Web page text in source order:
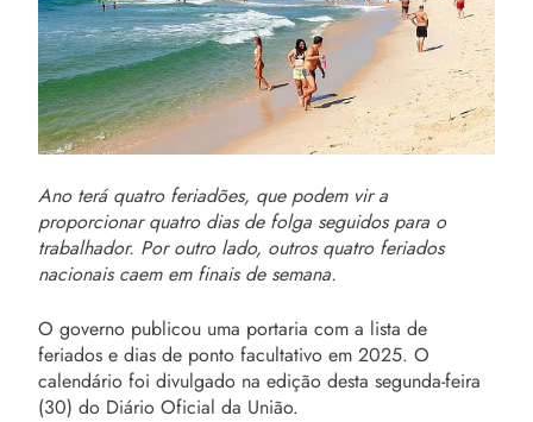
Ano terá quatro feriadões, que podem vir a
proporcionar quatro dias de folga seguidos para o
trabalhador. Por outro lado, outros quatro feriados
nacionais caem em finais de semana.
O governo publicou uma portaria com a lista de
feriados e dias de ponto facultativo em 2025. O
calendário foi divulgado na edição desta segunda-feira
(30) do Diário Oficial da União.